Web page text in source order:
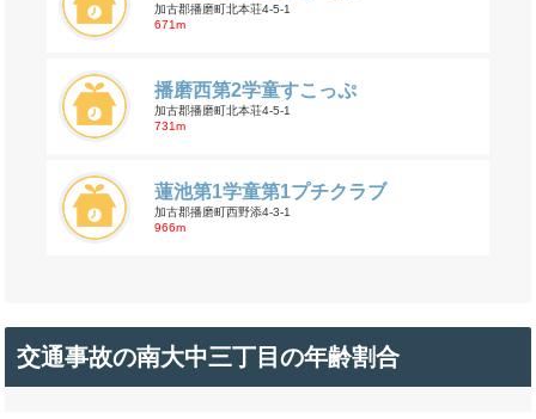
加古郡播磨町北本荘4-5-1
671m
播磨西第2学童すこっぷ
加古郡播磨町北本荘4-5-1
731m
蓮池第1学童第1プチクラブ
加古郡播磨町西野添4-3-1
966m
交通事故の南大中三丁目の年齢割合